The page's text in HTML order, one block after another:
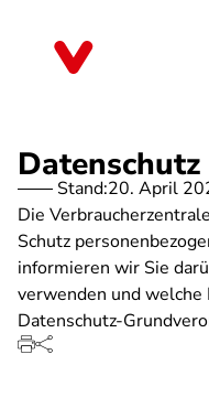
Datenschutz
Stand:20. April
Die
Schutz
informieren wir Sie
verwenden und welche
Datenschutz-